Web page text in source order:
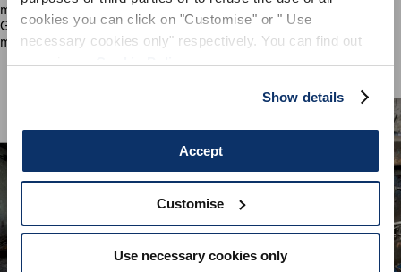
cookies you can click on "Customise" or " Use
necessary cookies only" respectively. You can find out
more in ourCookie Policy.
Show details
Accept
Customise
Use necessary cookies only
mir die Chance mit Glas und Metall Versuche durchzuführen. Im
Großen und Ganzen verspüre ich dadurch mehr Vertrauen in
meine Ideen, in meine Art instinktiv und kritisch zu arbeiten.